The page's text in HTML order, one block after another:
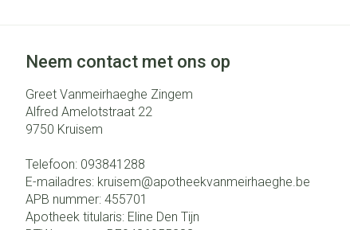
Neem contact met ons op
Greet Vanmeirhaeghe Zingem
Alfred Amelotstraat 22
9750 Kruisem
Telefoon: 093841288
E-mailadres: kruisem@apotheekvanmeirhaeghe.be
APB nummer: 455701
Apotheek titularis: Eline Den Tijn